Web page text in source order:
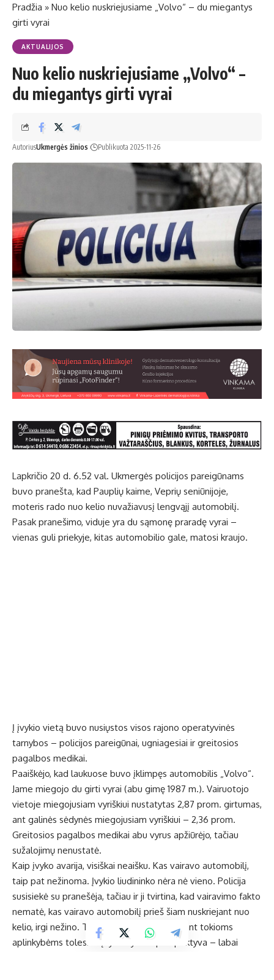
Pradžia » Nuo kelio nuskriejusiame „Volvo“ – du miegantys
girti vyrai
AKTUALIJOS
Nuo kelio nuskriejusiame „Volvo“ –
du miegantys girti vyrai
AutoriusUkmergės žinios Publikuota 2025-11-26
Lapkričio 20 d. 6.52 val. Ukmergės policijos pareigūnams
buvo pranešta, kad Pauplių kaime, Veprių seniūnijoje,
moteris rado nuo kelio nuvažiavusį lengvąjį automobilį.
Pasak pranešimo, viduje yra du sąmonę praradę vyrai –
vienas guli priekyje, kitas automobilio gale, matosi kraujo.
Į įvykio vietą buvo nusiųstos visos rajono operatyvinės
tarnybos – policijos pareigūnai, ugniagesiai ir greitosios
pagalbos medikai.
Paaiškėjo, kad laukuose buvo įklimpęs automobilis „Volvo“.
Jame miegojo du girti vyrai (abu gimę 1987 m.). Vairuotojo
vietoje miegojusiam vyriškiui nustatytas 2,87 prom. girtumas,
ant galinės sėdynės miegojusiam vyriškiui – 2,36 prom.
Greitosios pagalbos medikai abu vyrus apžiūrėjo, tačiau
sužalojimų nenustatė.
Kaip įvyko avarija, visiškai neaišku. Kas vairavo automobilį,
taip pat nežinoma. Įvykio liudininko nėra nė vieno. Policija
susisiekė su pranešėja, tačiau ir ji tvirtina, kad vairavimo fakto
nematė, kas vairavo automobilį prieš šiam nuskriejant nuo
kelio, irgi nežino. Tad, pasak pareigūnų, esant tokioms
aplinkybėms tolesnio įvykio tyrimo perspektyva – labai